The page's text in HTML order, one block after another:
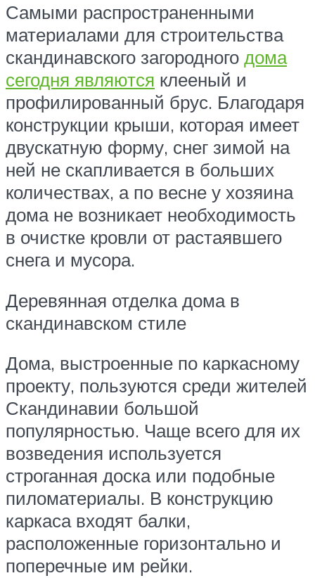
Самыми распространенными
материалами для строительства
скандинавского загородного дома
сегодня являются клееный и
профилированный брус. Благодаря
конструкции крыши, которая имеет
двускатную форму, снег зимой на
ней не скапливается в больших
количествах, а по весне у хозяина
дома не возникает необходимость
в очистке кровли от растаявшего
снега и мусора.
Деревянная отделка дома в
скандинавском стиле
Дома, выстроенные по каркасному
проекту, пользуются среди жителей
Скандинавии большой
популярностью. Чаще всего для их
возведения используется
строганная доска или подобные
пиломатериалы. В конструкцию
каркаса входят балки,
расположенные горизонтально и
поперечные им рейки.